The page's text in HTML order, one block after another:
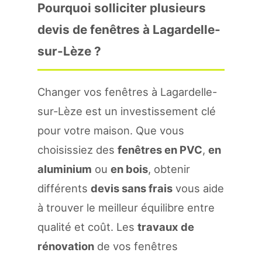
Pourquoi solliciter plusieurs
devis de fenêtres à Lagardelle-
sur-Lèze ?
Changer vos fenêtres à Lagardelle-
sur-Lèze est un investissement clé
pour votre maison. Que vous
choisissiez des fenêtres en PVC, en
aluminium ou en bois, obtenir
différents devis sans frais vous aide
à trouver le meilleur équilibre entre
qualité et coût. Les travaux de
rénovation de vos fenêtres